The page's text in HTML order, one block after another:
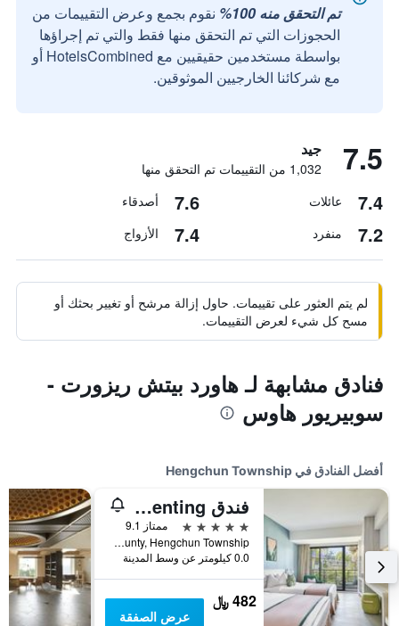
تم التحقق منه 100%
نقوم بجمع وعرض التقييمات من
الحجوزات التي تم التحقق منها فقط والتي تم إجراؤها
بواسطة مستخدمين حقيقيين مع HotelsCombined أو
مع شركائنا الخارجيين الموثوقين.
7.5 جيد
1,032 من التقييمات تم التحقق منها
7.4 عائلات 7.6 أصدقاء
7.2 منفرد 7.4 الأزواج
لم يتم العثور على تقييمات. حاول إزالة مرشح أو تغيير بحثك أو
مسح كل شيء لعرض التقييمات.
فنادق مشابهة لـ هاورد بيتش ريزورت -
سوبيريور هاوس
أفضل الفنادق في Hengchun Township
فندق Caesar Park Kenting
5 نجوم
ممتاز 9.1
No. 6 Kenting Road, Hengchun Town, Pingtung County, Hengchun Township, تايوان
0.0 كيلومتر عن وسط المدينة
482 ﷼
عرض الصفقة